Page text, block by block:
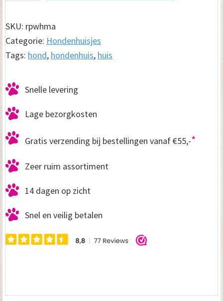
aantal
SKU: rpwhma
Categorie: Hondenhuisjes
Tags: hond, hondenhuis, huis
Snelle levering
Lage bezorgkosten
Gratis verzending bij bestellingen vanaf €55,-*
Zeer ruim assortiment
14 dagen op zicht
Snel en veilig betalen